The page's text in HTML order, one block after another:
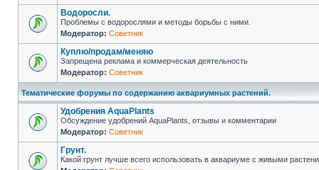
Водоросли.
Проблемы с водорослями и методы борьбы с ними.
Модератор: Советник
Куплю/продам/меняю
Запрещена реклама и коммерческая деятельность
Модератор: Советник
Тематические форумы по содержанию аквариумных растений.
Удобрения AquaPlants
Обсуждение удобрений AquaPlants, отзывы и комментарии
Модератор: Советник
Грунт.
Какой грунт лучше всего использовать в аквариуме с живыми